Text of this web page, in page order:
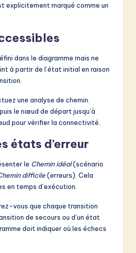
explicitement marqué comme un
dans le diagramme mais ne
à partir de l’état initial en raison
une analyse de chemin.
le nœud de départ jusqu’à
pour vérifier la connectivité.
états d’erreur
le Chemin idéal(scénario
difficile(erreurs). Cela
en temps d’exécution.
vous que chaque transition
de secours ou d’un état
doit indiquer où les échecs